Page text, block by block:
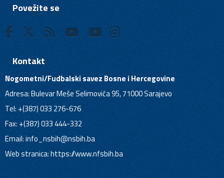
Povežite se
Kontakt
Nogometni/Fudbalski savez Bosne i Hercegovine
Adresa: Bulevar Meše Selimovića 95, 71000 Sarajevo
Tel: +(387) 033 276-676
Fax: +(387) 033 444-332
Email:info_nsbih@nsbih.ba
Web stranica: https://www.nfsbih.ba